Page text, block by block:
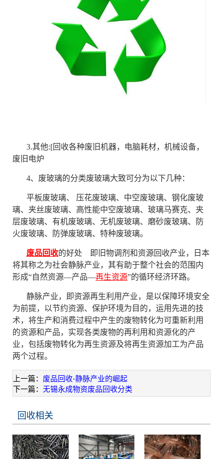
3.其他:[回收各种废旧机器，电脑耗材，机械设备，
废旧电炉
4、废玻璃的分类废玻璃大致可分为以下几种：
平板废玻璃、
压花废玻璃、中空废玻璃、钢化废玻
璃、夹丝废玻璃、高性能中空废玻璃、玻璃马赛克、夹
层废玻璃、有机废玻璃、无机废玻璃、磨砂废玻璃、防
火废玻璃、防弹废玻璃、特种废玻璃。
废品回收的好处 即旧物调剂和资源回收产业，日本
将其称之为社会静脉产业，其有助于整个社会的范围内
形成“自然资源—产品—再生资源”的循环经济环路。
静脉产业，即资源再生利用产业，是以保障环境安全
为前提，以节约资源、保护环境为目的，运用先进的技
术，将生产和消费过程中产生的废物转化为可重新利用
的资源和产品，实现各类废物的再利用和资源化的产
业，包括废物转化为再生资源及将再生资源加工为产品
两个过程。
上一篇： 废品回收-静脉产业的崛起
下一篇： 无锡永成物资废品回收分类
回收相关